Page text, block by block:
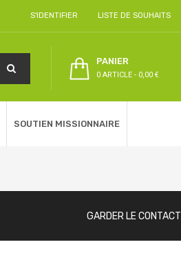
S'IDENTIFIER LISTE DE SOUHAITS
PANIER
0 ARTICLE - 0,00 €
SOUTIEN MISSIONNAIRE
GARDER LE CONTACT